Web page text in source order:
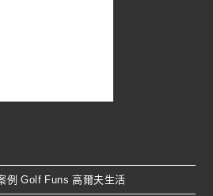
例 Golf Funs 高爾夫生活